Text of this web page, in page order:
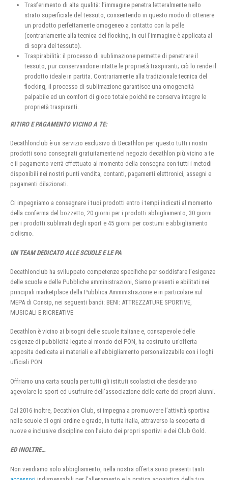
Trasferimento di alta qualità: l’immagine penetra letteralmente nello
strato superficiale del tessuto, consentendo in questo modo di ottenere
un prodotto perfettamente omogeneo a contatto con la pelle
(contrariamente alla tecnica del flocking, in cui l’immagine è applicata al
di sopra del tessuto).
Traspirabilità: il processo di sublimazione permette di penetrare il
tessuto, pur conservandone intatte le proprietà traspiranti; ciò lo rende il
prodotto ideale in partita. Contrariamente alla tradizionale tecnica del
flocking, il processo di sublimazione garantisce una omogeneità
palpabile ed un comfort di gioco totale poiché ne conserva integre le
proprietà traspiranti.
RITIRO E PAGAMENTO VICINO A TE:
Decathlonclub è un servizio esclusivo di Decathlon per questo tutti i nostri
prodotti sono consegnati gratuitamente nel negozio decathlon più vicino a te
e il pagamento verrà effettuato al momento della consegna con tutti i metodi
disponibili nei nostri punti vendita, contanti, pagamenti elettronici, assegni e
pagamenti dilazionati.
Ci impegniamo a consegnare i tuoi prodotti entro i tempi indicati al momento
della conferma del bozzetto, 20 giorni per i prodotti abbigliamento, 30 giorni
per i prodotti sublimati degli sport e 45 giorni per costumi e abbigliamento
ciclismo.
UN TEAM DEDICATO ALLE SCUOLE E LE PA
Decathlonclub ha sviluppato competenze specifiche per soddisfare l’esigenze
delle scuole e delle Pubbliche amministrazioni, Siamo presenti e abilitati nei
principali marketplace della Pubblica Amministrazione e in particolare sul
MEPA di Consip, nei seguenti bandi: BENI: ATTREZZATURE SPORTIVE,
MUSICALI E RICREATIVE
Decathlon è vicino ai bisogni delle scuole italiane e, consapevole delle
esigenze di pubblicità legate al mondo del PON, ha costruito un’offerta
apposita dedicata ai materiali e all’abbigliamento personalizzabile con i loghi
ufficiali PON.
Offriamo una carta scuola per tutti gli istituti scolastici che desiderano
agevolare lo sport ed usufruire dell’associazione delle carte dei propri alunni.
Dal 2016 inoltre, Decathlon Club, si impegna a promuovere l’attività sportiva
nelle scuole di ogni ordine e grado, in tutta Italia, attraverso la scoperta di
nuove e inclusive discipline con l’aiuto dei propri sportivi e dei Club Gold.
ED INOLTRE…
Non vendiamo solo abbigliamento, nella nostra offerta sono presenti tanti